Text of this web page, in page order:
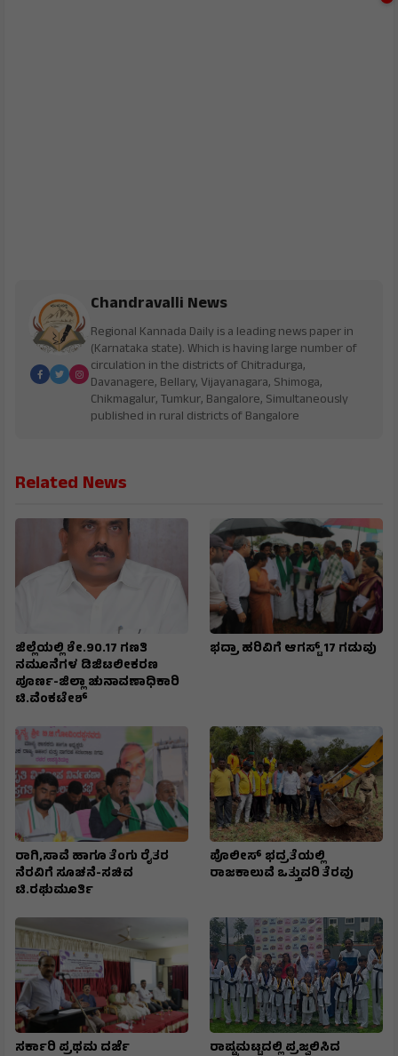
Chandravalli News
Regional Kannada Daily is a leading news paper in
(Karnataka state). Which is having large number of
circulation in the districts of Chitradurga,
Davanagere, Bellary, Vijayanagara, Shimoga,
Chikmagalur, Tumkur, Bangalore, Simultaneously
published in rural districts of Bangalore
Related News
ಜಿಲ್ಲೆಯಲ್ಲಿ ಶೇ.90.17 ಗಣತಿ
ನಮೂನೆಗಳ ಡಿಜಿಟಲೀಕರಣ
ಪೂರ್ಣ-ಜಿಲ್ಲಾ ಚುನಾವಣಾಧಿಕಾರಿ
ಟಿ.ವೆಂಕಟೇಶ್
ಭದ್ರಾ ಹರಿವಿಗೆ ಆಗಸ್ಟ್ 17 ಗಡುವು
ರಾಗಿ,ಸಾವೆ ಹಾಗೂ ತೆಂಗು ರೈತರ
ನೆರವಿಗೆ ಸೂಚನೆ-ಸಚಿವ
ಟಿ.ರಘುಮೂರ್ತಿ
ಪೊಲೀಸ್ ಭದ್ರತೆಯಲ್ಲಿ
ರಾಜಕಾಲುವೆ ಒತ್ತುವರಿ ತೆರವು
ಸರ್ಕಾರಿ ಪ್ರಥಮ ದರ್ಜೆ
ರಾಷ್ಟ್ರಮಟ್ಟದಲ್ಲಿ ಪ್ರಜ್ವಲಿಸಿದ